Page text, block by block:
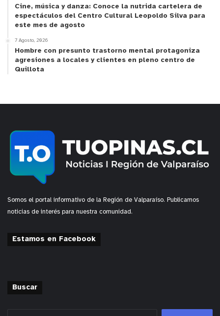
Cine, música y danza: Conoce la nutrida cartelera de
espectáculos del Centro Cultural Leopoldo Silva para
este mes de agosto
7 Agosto, 2026
Hombre con presunto trastorno mental protagoniza
agresiones a locales y clientes en pleno centro de
Quillota
Somos el portal informativo de la Región de Valparaíso. Publicamos
noticias de interés para nuestra comunidad.
Estamos en Facebook
Buscar